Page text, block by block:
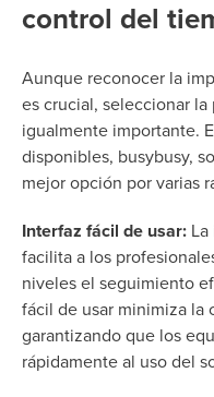
control del
Aunque reconocer la
es crucial, seleccionar
igualmente importante.
disponibles, busybusy,
mejor opción por varias
Interfaz fácil de usar:
facilita a los
niveles el seguimiento
fácil de usar minimiza la
garantizando que los
rápidamente al uso del